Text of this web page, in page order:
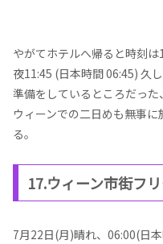
やがてホテルへ帰ると時刻は
夜11:45 (日本時間 06:45) 久
準備をしているところだった
ウィーンでの二日めも無事
る。
17.ウィーン市街フ
7月22日(月)晴れ、06:00(日